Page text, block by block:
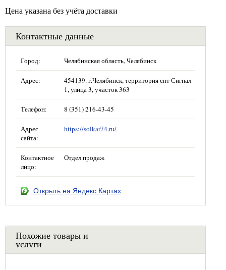
Цена указана без учёта доставки
Контактные данные
Город: Челябинская область, Челябинск
Адрес:
454139. г.Челябинск, территория снт Сигнал
1, улица 3, участок 363
Телефон: 8 (351) 216-43-45
Адрес
сайта:
https://solkar74.ru/
Контактное
лицо:
Отдел продаж
Открыть на Яндекс.Картах
Похожие товары и
услуги